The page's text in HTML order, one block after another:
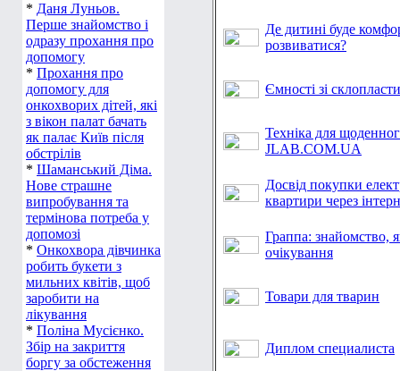
* Даня Луньов.
Перше знайомство і
одразу прохання про
допомогу
* Прохання про
допомогу для
онкохворих дітей, які
з вікон палат бачать
як палає Київ після
обстрілів
* Шаманський Діма.
Нове страшне
випробування та
термінова потреба у
допомозі
* Онкохвора дівчинка
робить букети з
мильних квітів, щоб
заробити на
лікування
* Поліна Мусієнко.
Збір на закриття
боргу за обстеження
Де дитині буде
розвиватися?
Ємності зі
Техніка для
JLAB.COM.UA
Досвід покупки
квартири через
Граппа: знайомство,
очікування
Товари для тварин
Диплом специалиста